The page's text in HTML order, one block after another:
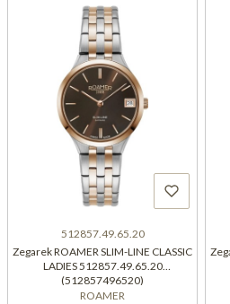
512857.49.65.20
Zegarek ROAMER SLIM-LINE CLASSIC
LADIES 512857.49.65.20
(512857496520)
ROAMER